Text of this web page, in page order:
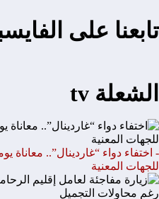
تابعنا على
الشعلة tv
- اختفاء دواء “غاردينال”..
للجهات المعنية